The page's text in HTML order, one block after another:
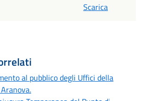
Scarica
al pubblico degli Uffici della